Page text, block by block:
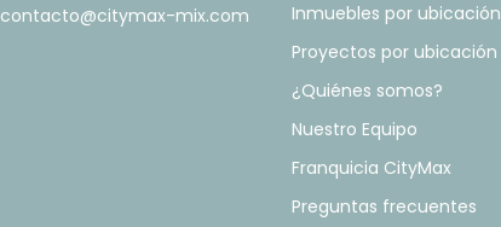
contacto@citymax-mix.com
Inmuebles por ubicación
Proyectos por ubicación
¿Quiénes somos?
Nuestro Equipo
Franquicia CityMax
Preguntas frecuentes